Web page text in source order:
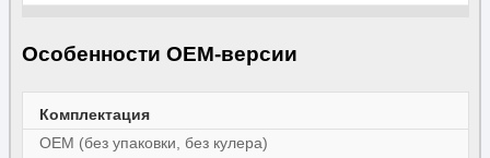
Особенности OEM-версии
Комплектация
OEM (без упаковки, без кулера)